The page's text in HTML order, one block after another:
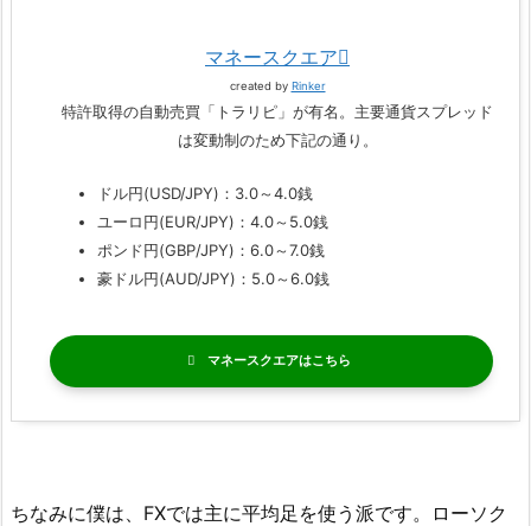
マネースクエア
created by Rinker
特許取得の自動売買「トラリピ」が有名。主要通貨スプレッド
は変動制のため下記の通り。
ドル円(USD/JPY)：3.0～4.0銭
ユーロ円(EUR/JPY)：4.0～5.0銭
ポンド円(GBP/JPY)：6.0～7.0銭
豪ドル円(AUD/JPY)：5.0～6.0銭
マネースクエア
ちなみに僕は、FXでは主に平均足を使う派です。ローソク